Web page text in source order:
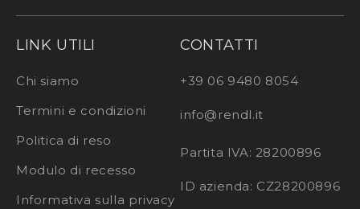
LINK UTILI
Chi siamo
Termini e condizioni
Politica di reso
Modulo di recesso
Informativa sulla privacy
CONTATTI
+39 06 9480 8054
info@rendl.it
Partita IVA: 28200896
ID azienda: CZ28200896